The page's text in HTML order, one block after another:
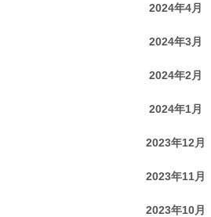
2024年4月
2024年3月
2024年2月
2024年1月
2023年12月
2023年11月
2023年10月